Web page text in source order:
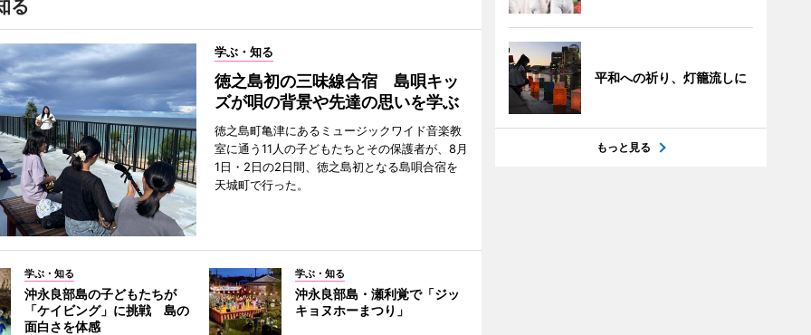
る
学ぶ・知る
徳之島初の三味線合宿 島唄キッ
ズが唄の背景や先達の思いを学ぶ
徳之島町亀津にあるミュージックワイド音楽教
室に通う11人の子どもたちとその保護者が、8月
1日・2日の2日間、徳之島初となる島唄合宿を
天城町で行った。
学ぶ・知る
沖永良部島の子どもたちが
「ケイビング」に挑戦 島の
面白さを体感
学ぶ・知る
沖永良部島・瀬利覚で「ジッ
キョヌホーまつり」
平和への祈り、灯籠流しに
もっと見る